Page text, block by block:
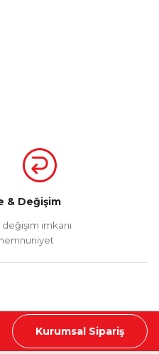
& Değişim
imkanı
Kurumsal Sipariş